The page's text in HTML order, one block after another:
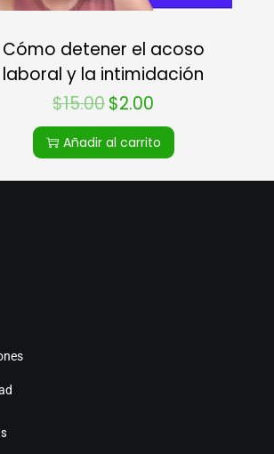
Cómo detener el acoso
laboral y la intimidación
$15.00$2.00
Añadir al carrito